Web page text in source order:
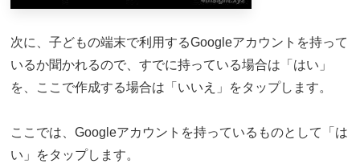
次に、子どもの端末で利用するGoogleアカウントを持って
いるか聞かれるので、すでに持っている場合は「はい」
を、ここで作成する場合は「いいえ」をタップします。
ここでは、Googleアカウントを持っているものとして「は
い」をタップします。